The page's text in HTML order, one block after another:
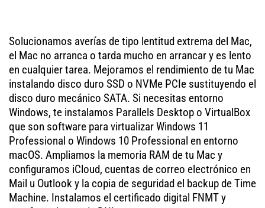
Solucionamos averías de tipo lentitud extrema del Mac,
el Mac no arranca o tarda mucho en arrancar y es lento
en cualquier tarea. Mejoramos el rendimiento de tu Mac
instalando disco duro SSD o NVMe PCIe sustituyendo el
disco duro mecánico SATA. Si necesitas entorno
Windows, te instalamos Parallels Desktop o VirtualBox
que son software para virtualizar Windows 11
Professional o Windows 10 Professional en entorno
macOS. Ampliamos la memoria RAM de tu Mac y
configuramos iCloud, cuentas de correo electrónico en
Mail u Outlook y la copia de seguridad el backup de Time
Machine. Instalamos el certificado digital FNMT y